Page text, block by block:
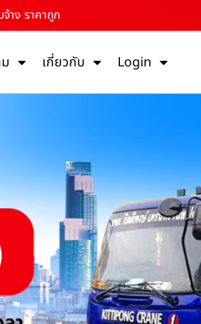
จ้าง ราคาถูก
เกี่ยวกับ Login